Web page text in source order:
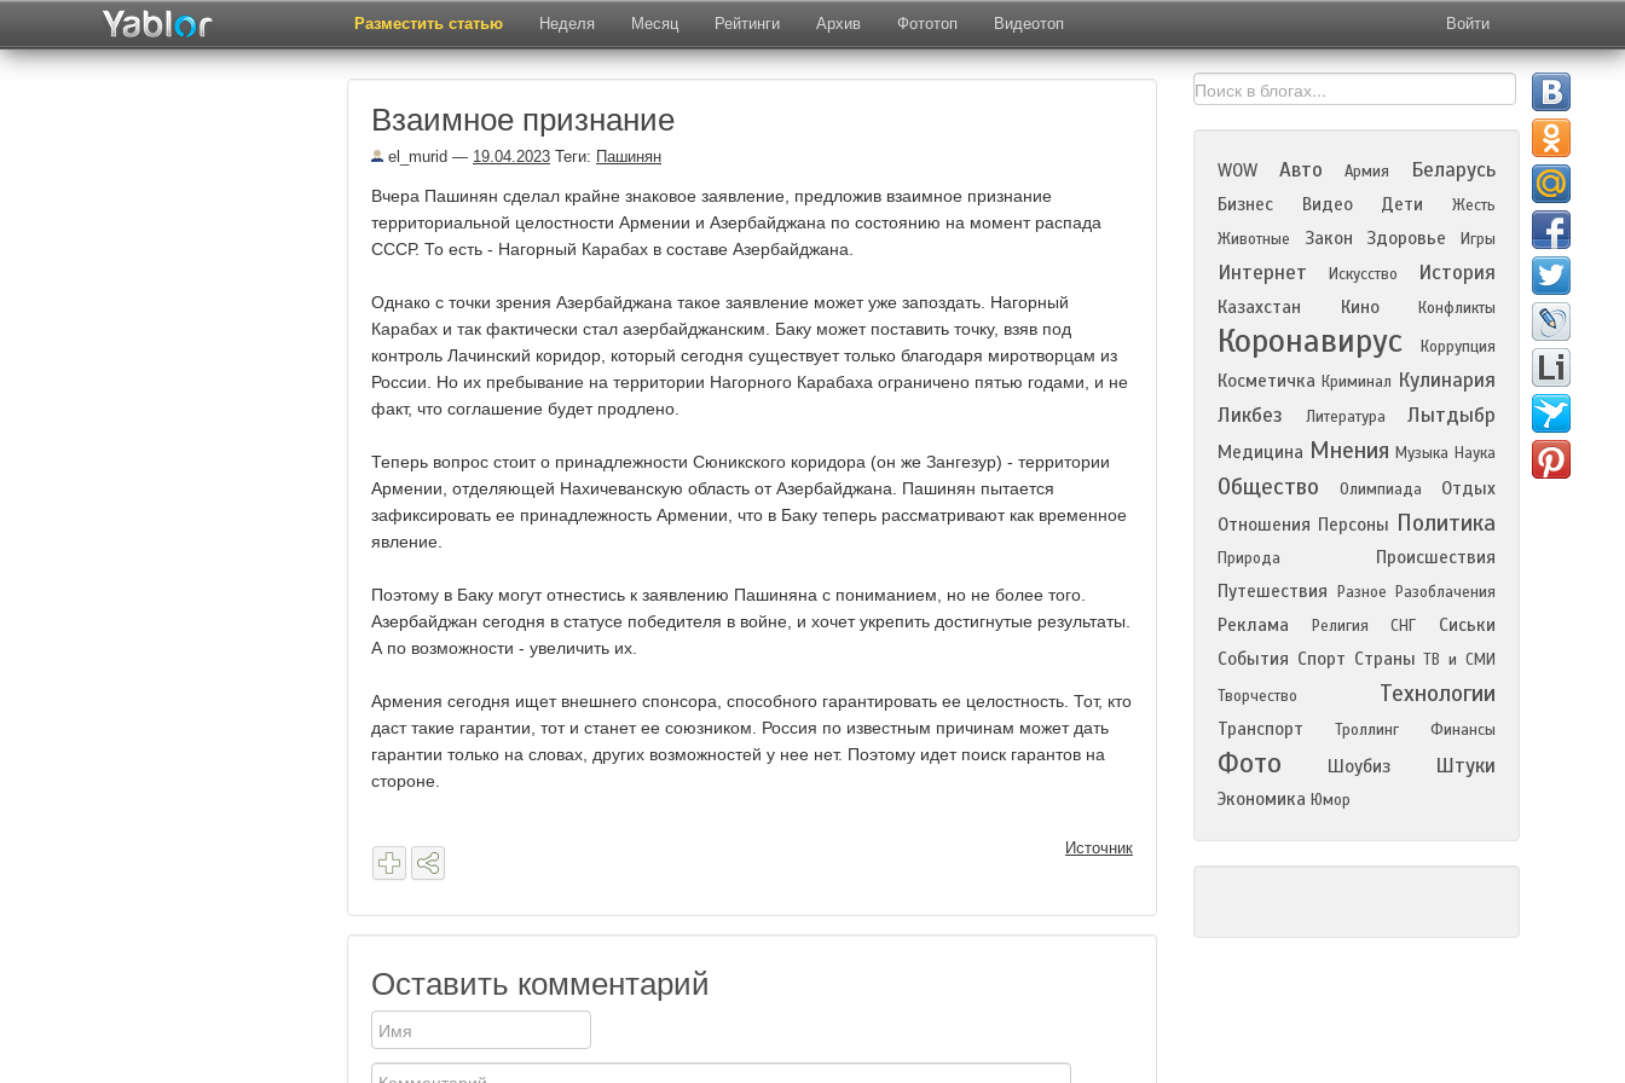
Разместить статью Неделя Месяц Рейтинги Архив Фототоп Видеотоп Войти
Взаимное признание
el_murid — 19.04.2023 Теги: Пашинян
Вчера Пашинян сделал крайне знаковое заявление, предложив взаимное признание
территориальной целостности Армении и Азербайджана по состоянию на момент распада
СССР. То есть - Нагорный Карабах в составе Азербайджана.
Однако с точки зрения Азербайджана такое заявление может уже запоздать. Нагорный
Карабах и так фактически стал азербайджанским. Баку может поставить точку, взяв под
контроль Лачинский коридор, который сегодня существует только благодаря миротворцам из
России. Но их пребывание на территории Нагорного Карабаха ограничено пятью годами, и не
факт, что соглашение будет продлено.
Теперь вопрос стоит о принадлежности Сюникского коридора (он же Зангезур) - территории
Армении, отделяющей Нахичеванскую область от Азербайджана. Пашинян пытается
зафиксировать ее принадлежность Армении, что в Баку теперь рассматривают как временное
явление.
Поэтому в Баку могут отнестись к заявлению Пашиняна с пониманием, но не более того.
Азербайджан сегодня в статусе победителя в войне, и хочет укрепить достигнутые результаты.
А по возможности - увеличить их.
Армения сегодня ищет внешнего спонсора, способного гарантировать ее целостность. Тот, кто
даст такие гарантии, тот и станет ее союзником. Россия по известным причинам может дать
гарантии только на словах, других возможностей у нее нет. Поэтому идет поиск гарантов на
стороне.
Источник
Оставить комментарий
WOW Авто Армия Беларусь
Бизнес Видео Дети
Жесть
Животные
Закон Здоровье Игры
Интернет Искусство История
Казахстан Кино Конфликты
Коронавирус Коррупция
Косметичка Криминал Кулинария
Ликбез
Литература Лытдыбр
Медицина Мнения Музыка Наука
Общество Олимпиада
Отдых
Отношения Персоны Политика
Природа
Происшествия
Путешествия
Разное Разоблачения
Реклама Религия СНГ
Сиськи
События Спорт Страны ТВ и СМИ
Творчество
Технологии
Транспорт Троллинг Финансы
Фото Шоубиз Штуки
Экономика Юмор